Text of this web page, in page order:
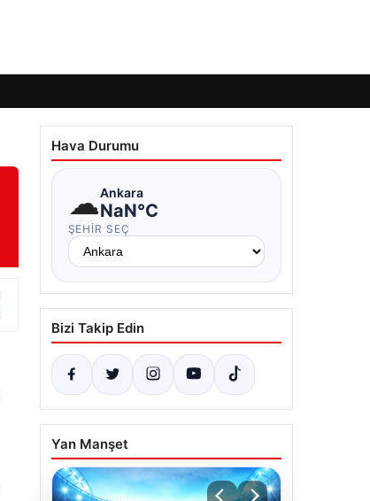
Hava Durumu
☁Ankara
NaN°C
ŞEHIR SEÇ
Bizi Takip Edin
Yan Manşet